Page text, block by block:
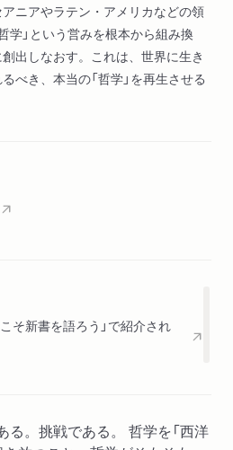
ニアやラテン・アメリカなどの領
学」という営みを根本から組み換
出しなおす。これは、世界に生き
べき、本当の「哲学」を再生させる
そ新書を語ろう」で紹介され
る。挑戦である。 哲学を「西洋